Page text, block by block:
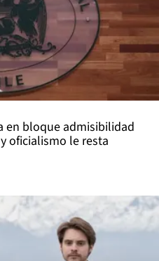
en bloque admisibilidad
oficialismo le resta